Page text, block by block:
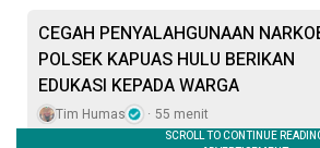
CEGAH PENYALAHGUNAAN
POLSEK KAPUAS HULU BERIKAN
EDUKASI KEPADA WARGA
Tim Humas 55 menit